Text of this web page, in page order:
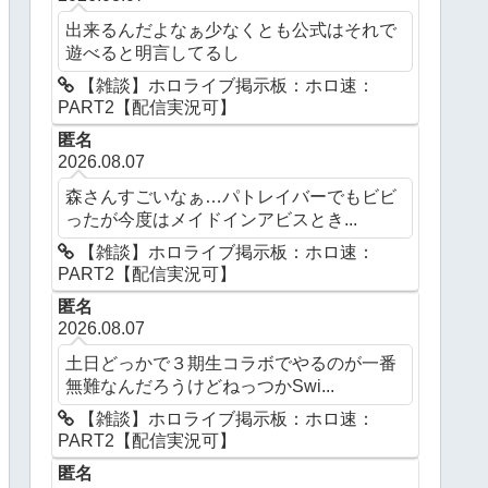
出来るんだよなぁ少なくとも公式はそれで
遊べると明言してるし
【雑談】ホロライブ掲示板：ホロ速：
PART2【配信実況可】
匿名
2026.08.07
森さんすごいなぁ…パトレイバーでもビビ
ったが今度はメイドインアビスとき...
【雑談】ホロライブ掲示板：ホロ速：
PART2【配信実況可】
匿名
2026.08.07
土日どっかで３期生コラボでやるのが一番
無難なんだろうけどねっつかSwi...
【雑談】ホロライブ掲示板：ホロ速：
PART2【配信実況可】
匿名